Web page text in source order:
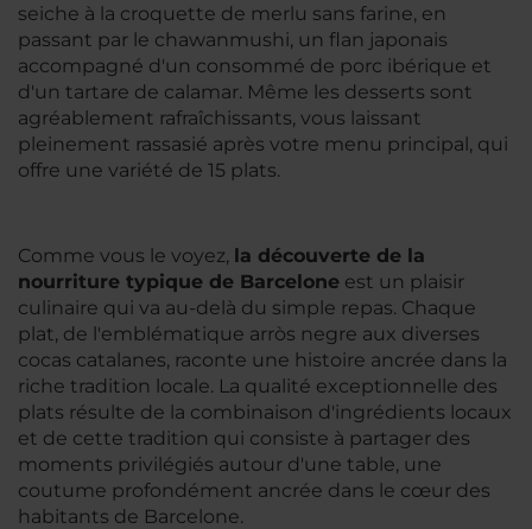
seiche à la croquette de merlu sans farine, en
passant par le chawanmushi, un flan japonais
accompagné d'un consommé de porc ibérique et
d'un tartare de calamar. Même les desserts sont
agréablement rafraîchissants, vous laissant
pleinement rassasié après votre menu principal, qui
offre une variété de 15 plats.
Comme vous le voyez, la découverte de la
nourriture typique de Barcelone est un plaisir
culinaire qui va au-delà du simple repas. Chaque
plat, de l'emblématique arròs negre aux diverses
cocas catalanes, raconte une histoire ancrée dans la
riche tradition locale. La qualité exceptionnelle des
plats résulte de la combinaison d'ingrédients locaux
et de cette tradition qui consiste à partager des
moments privilégiés autour d'une table, une
coutume profondément ancrée dans le cœur des
habitants de Barcelone.